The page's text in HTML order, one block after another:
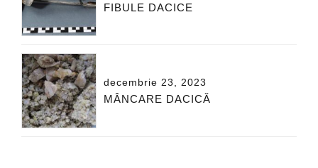
FIBULE DACICE
decembrie 23, 2023
MÂNCARE DACICĂ